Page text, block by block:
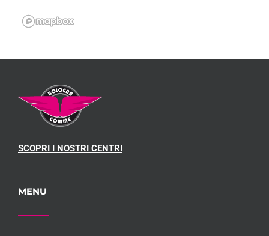
SCOPRI I NOSTRI CENTRI
MENU